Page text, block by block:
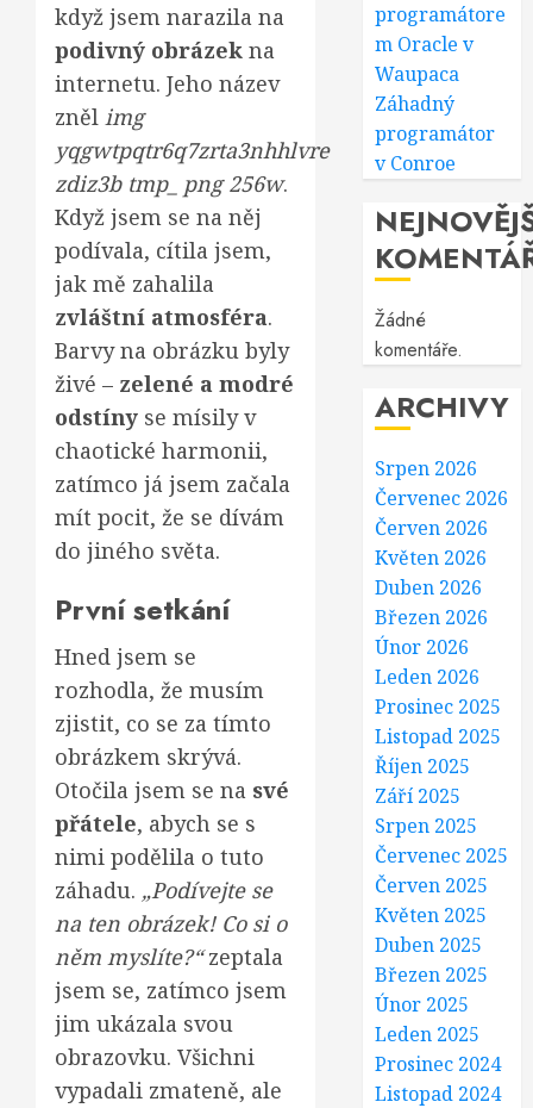
když jsem narazila na
podivný obrázek na
internetu. Jeho název
zněl img
yqgwtpqtr6q7zrta3nhhlvre
zdiz3b tmp_ png 256w.
Když jsem se na něj
podívala, cítila jsem,
jak mě zahalila
zvláštní atmosféra.
Barvy na obrázku byly
živé – zelené a modré
odstíny se mísily v
chaotické harmonii,
zatímco já jsem začala
mít pocit, že se dívám
do jiného světa.
První setkání
Hned jsem se
rozhodla, že musím
zjistit, co se za tímto
obrázkem skrývá.
Otočila jsem se na své
přátele, abych se s
nimi podělila o tuto
záhadu. „Podívejte se
na ten obrázek! Co si o
něm myslíte?“zeptala
jsem se, zatímco jsem
jim ukázala svou
obrazovku. Všichni
vypadali zmateně, ale
programátore
m Oracle v
Waupaca
Záhadný
programátor
v Conroe
Žádné
komentáře.
ARCHIVY
Srpen 2026
Červenec 2026
Červen 2026
Květen 2026
Duben 2026
Březen 2026
Únor 2026
Leden 2026
Prosinec 2025
Listopad 2025
Říjen 2025
Září 2025
Srpen 2025
Červenec 2025
Červen 2025
Květen 2025
Duben 2025
Březen 2025
Únor 2025
Leden 2025
Prosinec 2024
Listopad 2024